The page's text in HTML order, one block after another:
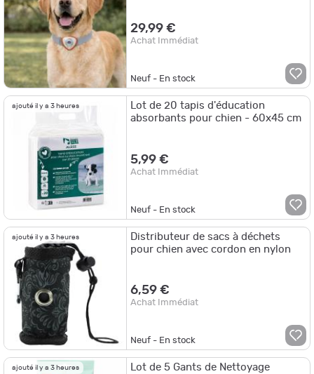
29,99 €
Achat Immédiat
Neuf - En stock
ajouté il y a 3 heures
Lot de 20 tapis d'éducation
absorbants pour chien - 60x45 cm
5,99 €
Achat Immédiat
Neuf - En stock
ajouté il y a 3 heures
Distributeur de sacs à déchets
pour chien avec cordon en nylon
6,59 €
Achat Immédiat
Neuf - En stock
ajouté il y a 3 heures
Lot de 5 Gants de Nettoyage